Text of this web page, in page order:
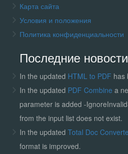
Карта сайта
Условия и положения
Политика конфиденциальности
Последние новости
In the updated HTML to PDF has
In the updated PDF Combine a
parameter is added -
from the input list does not exist.
In the updated Total Doc
format is improved.